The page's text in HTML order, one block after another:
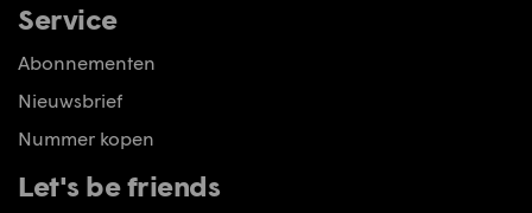
Service
Abonnementen
Nieuwsbrief
Nummer kopen
Let's be friends